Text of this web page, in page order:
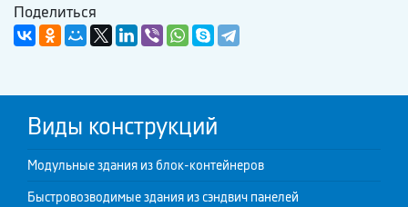
Поделиться
Виды конструкций
Модульные здания из блок-контейнеров
Быстровозводимые здания из сэндвич панелей